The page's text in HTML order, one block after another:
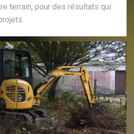
terrain, pour des résultats qui